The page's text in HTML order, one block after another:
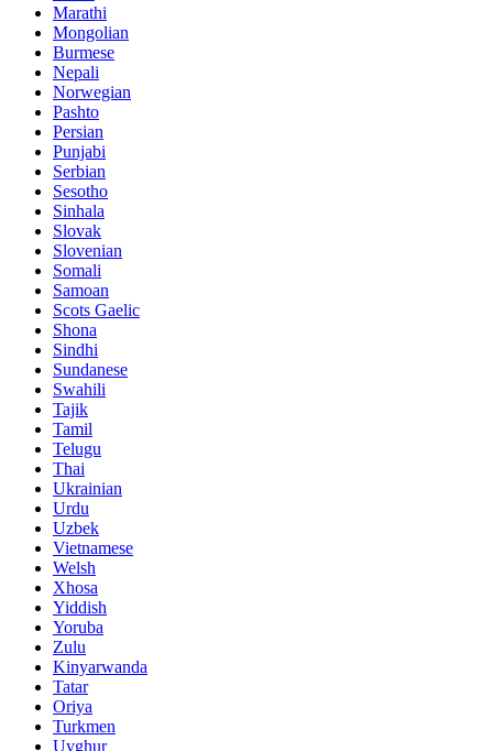
Marathi
Mongolian
Burmese
Nepali
Norwegian
Pashto
Persian
Punjabi
Serbian
Sesotho
Sinhala
Slovak
Slovenian
Somali
Samoan
Scots Gaelic
Shona
Sindhi
Sundanese
Swahili
Tajik
Tamil
Telugu
Thai
Ukrainian
Urdu
Uzbek
Vietnamese
Welsh
Xhosa
Yiddish
Yoruba
Zulu
Kinyarwanda
Tatar
Oriya
Turkmen
Uyghur